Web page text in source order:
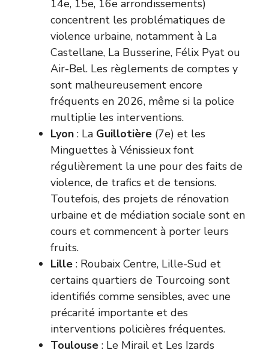
14e, 15e, 16e arrondissements)
concentrent les problématiques de
violence urbaine, notamment à La
Castellane, La Busserine, Félix Pyat ou
Air-Bel. Les règlements de comptes y
sont malheureusement encore
fréquents en 2026, même si la police
multiplie les interventions.
Lyon : La Guillotière (7e) et les
Minguettes à Vénissieux font
régulièrement la une pour des faits de
violence, de trafics et de tensions.
Toutefois, des projets de rénovation
urbaine et de médiation sociale sont en
cours et commencent à porter leurs
fruits.
Lille : Roubaix Centre, Lille-Sud et
certains quartiers de Tourcoing sont
identifiés comme sensibles, avec une
précarité importante et des
interventions policières fréquentes.
Toulouse : Le Mirail et Les Izards